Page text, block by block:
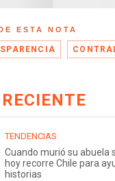
ESTA NOTA
TENDENCIAS
Cuando murió su abuela
hoy recorre Chile para
historias